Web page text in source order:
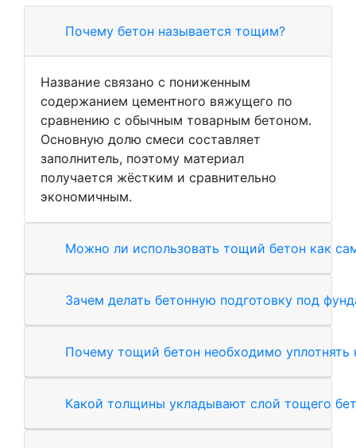
Почему бетон называется тощим?
Название связано с пониженным
содержанием цементного вяжущего по
сравнению с обычным товарным бетоном.
Основную долю смеси составляет
заполнитель, поэтому материал
получается жёстким и сравнительно
экономичным.
Можно ли использовать тощий бетон как
Зачем делать бетонную подготовку под
Почему тощий бетон необходимо уплотнять
Какой толщины укладывают слой тощего